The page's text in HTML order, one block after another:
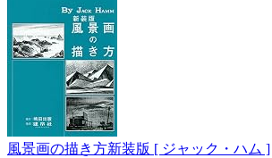
風景画の描き方新装版 [ ジャック・ハム ]